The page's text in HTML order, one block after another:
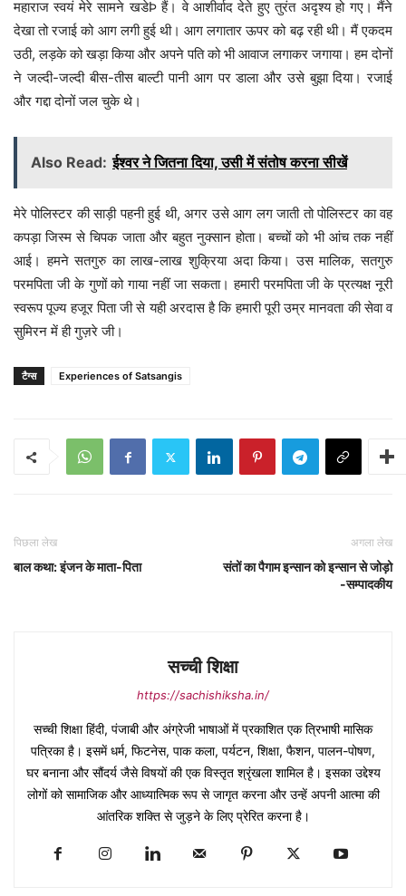
महाराज स्वयं मेरे सामने खडेÞ हैं। वे आशीर्वाद देते हुए तुरंत अदृश्य हो गए। मैंने
देखा तो रजाई को आग लगी हुई थी। आग लगातार ऊपर को बढ़ रही थी। मैं एकदम
उठी, लड़के को खड़ा किया और अपने पति को भी आवाज लगाकर जगाया। हम दोनों
ने जल्दी-जल्दी बीस-तीस बाल्टी पानी आग पर डाला और उसे बुझा दिया। रजाई
और गद्दा दोनों जल चुके थे।
Also Read: ईश्वर ने जितना दिया, उसी में संतोष करना सीखें
मेरे पोलिस्टर की साड़ी पहनी हुई थी, अगर उसे आग लग जाती तो पोलिस्टर का वह
कपड़ा जिस्म से चिपक जाता और बहुत नुक्सान होता। बच्चों को भी आंच तक नहीं
आई। हमने सतगुरु का लाख-लाख शुक्रिया अदा किया। उस मालिक, सतगुरु
परमपिता जी के गुणों को गाया नहीं जा सकता। हमारी परमपिता जी के प्रत्यक्ष नूरी
स्वरूप पूज्य हजूर पिता जी से यही अरदास है कि हमारी पूरी उम्र मानवता की सेवा व
सुमिरन में ही गुज़रे जी।
टैग्स Experiences of Satsangis
पिछला लेख
बाल कथा: इंजन के माता-पिता
अगला लेख
संतों का पैगाम इन्सान को इन्सान से जोड़ो
-सम्पादकीय
सच्ची शिक्षा
https://sachishiksha.in/
सच्ची शिक्षा हिंदी, पंजाबी और अंग्रेजी भाषाओं में प्रकाशित एक त्रिभाषी मासिक
पत्रिका है। इसमें धर्म, फिटनेस, पाक कला, पर्यटन, शिक्षा, फैशन, पालन-पोषण,
घर बनाना और सौंदर्य जैसे विषयों की एक विस्तृत श्रृंखला शामिल है। इसका उद्देश्य
लोगों को सामाजिक और आध्यात्मिक रूप से जागृत करना और उन्हें अपनी आत्मा की
आंतरिक शक्ति से जुड़ने के लिए प्रेरित करना है।